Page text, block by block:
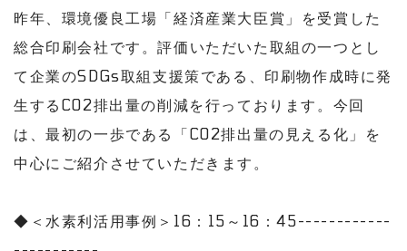
昨年、環境優良工場「経済産業大臣賞」を受賞した
総合印刷会社です。評価いただいた取組の一つとし
て企業のSDGs取組支援策である、印刷物作成時に発
生するCO2排出量の削減を行っております。今回
は、最初の一歩である「CO2排出量の見える化」を
中心にご紹介させていただきます。
◆＜水素利活用事例＞16：15～16：45------------